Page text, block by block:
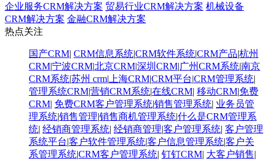
企业服务CRM解决方案 贸易行业CRM解决方案 机械设备
CRM解决方案 金融CRM解决方案
热点关注
国产CRM| CRM信息系统|CRM软件系统|CRM产品|杭州
CRM|宁波CRM|北京CRM|深圳CRM|广州CRM系统|南京
CRM系统|苏州 crm| 上海CRM|CRM平台|CRM管理系统|
管理系统CRM|营销CRM系统|在线CRM| 移动CRM|免费
CRM| 免费CRM客户管理系统|销售管理系统| 业务员管
理系统|销售管理|销售商机管理系统|什么是CRM管理系
统| 经销商管理系统| 经销商管理|客户管理系统| 客户管理
系统平台|客户软件管理系统|客户信息管理系统|客户关
系管理系统|CRM客户管理系统| 钉钉CRM| 大客户销售|